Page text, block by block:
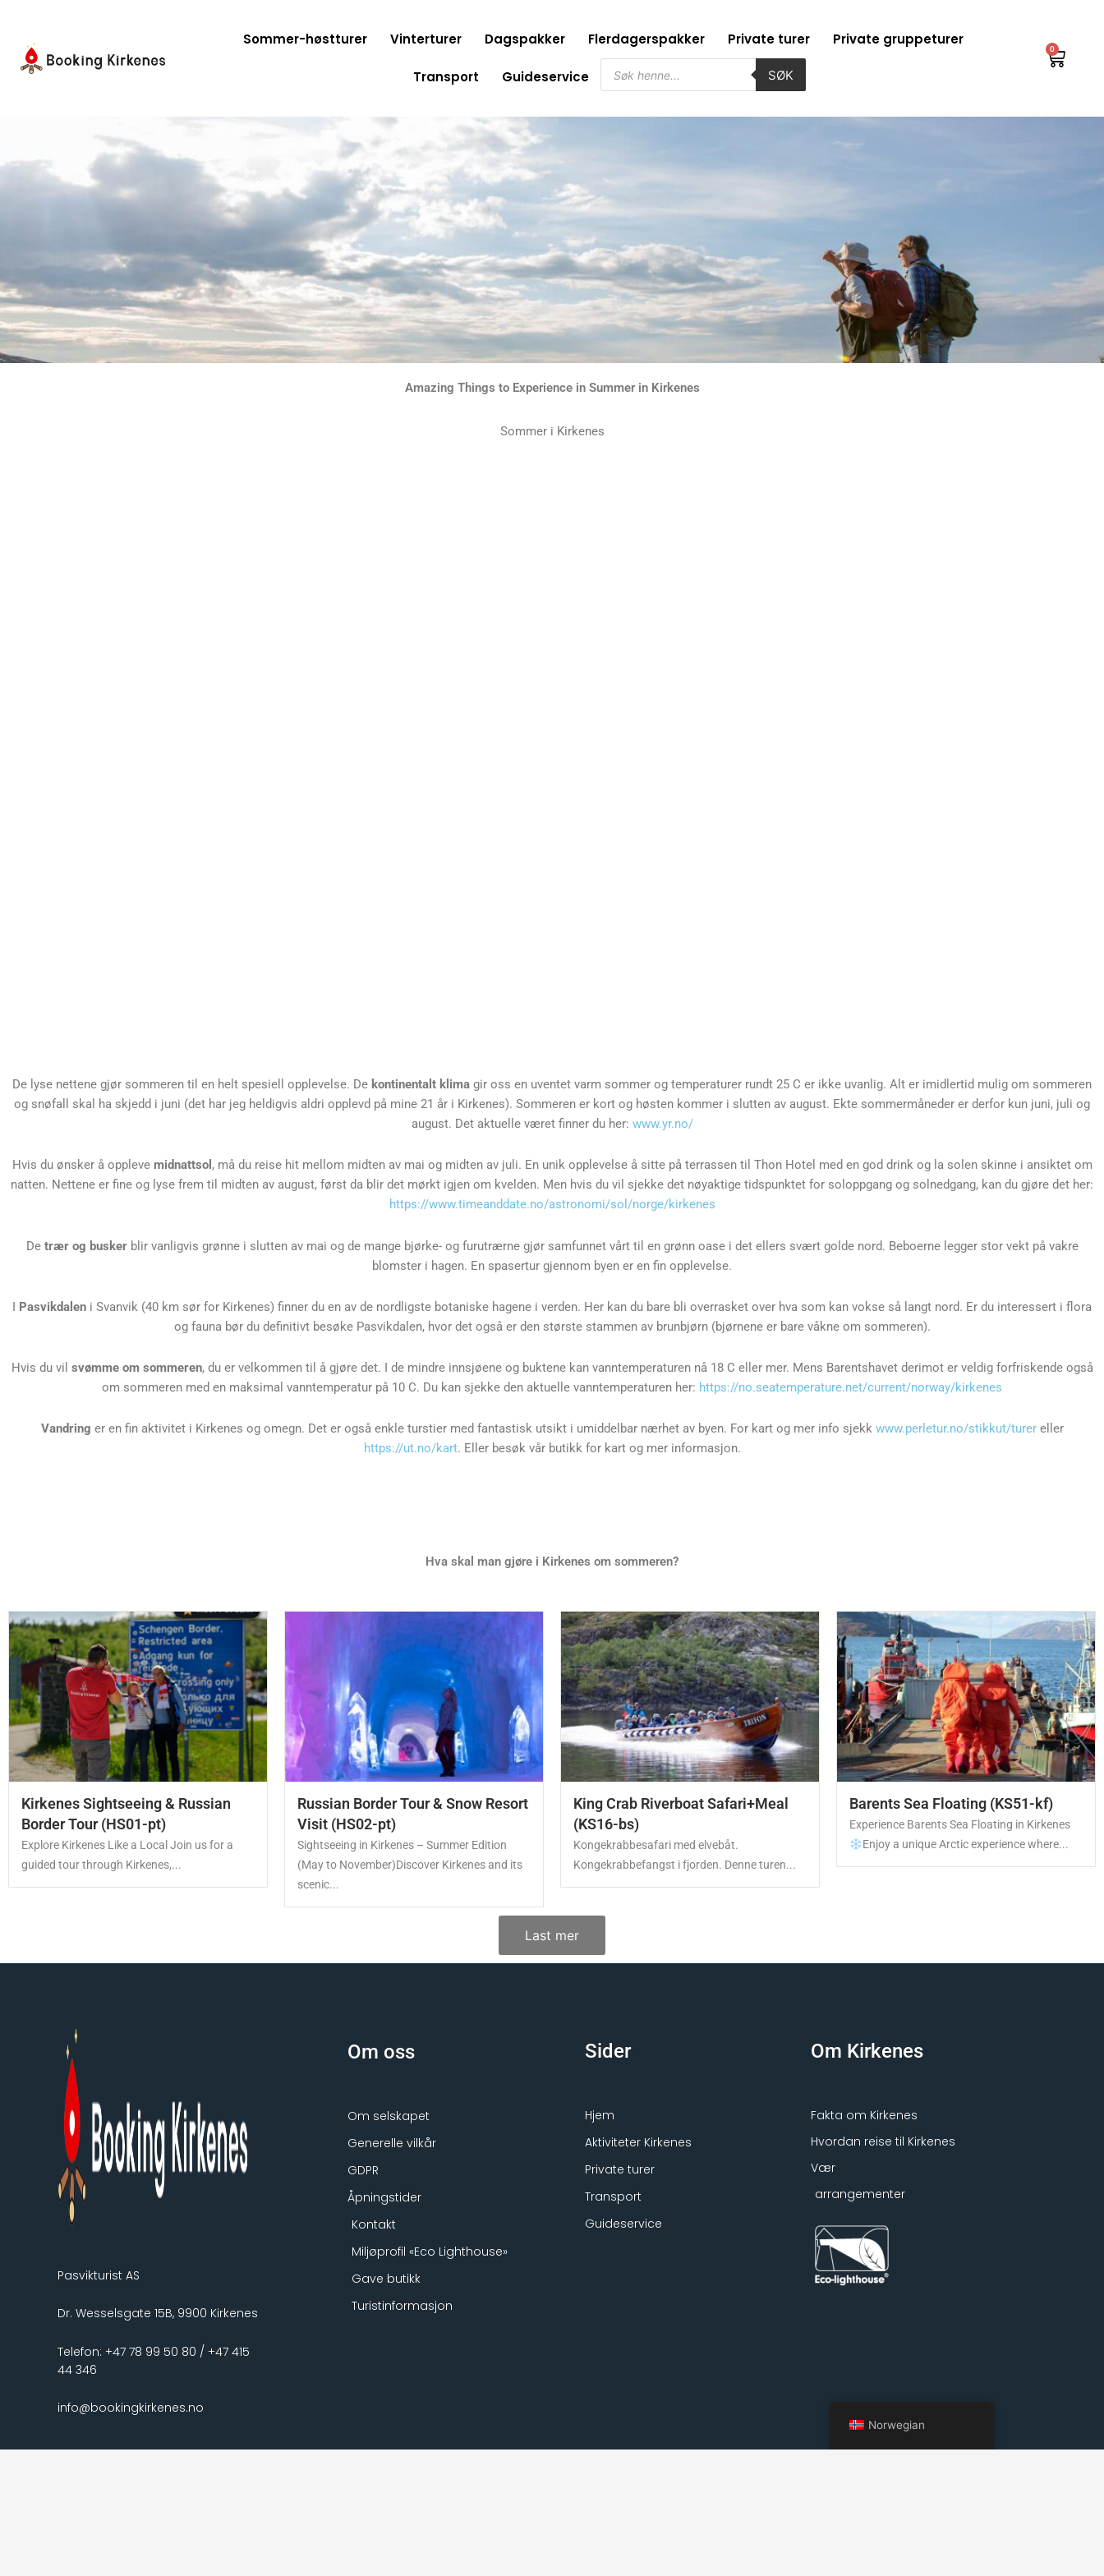
innholdet
Sommer-høstturer Vinterturer Dagspakker Flerdagerspakker Private turer Private gruppeturer
Transport Guideservice
Søk
etter
produkter
SØK
0
Amazing Things to Experience in Summer in Kirkenes
Sommer i Kirkenes
De lyse nettene gjør sommeren til en helt spesiell opplevelse. De kontinentalt klima gir oss en uventet varm sommer og temperaturer rundt 25 C er ikke uvanlig. Alt er imidlertid mulig om sommeren
og snøfall skal ha skjedd i juni (det har jeg heldigvis aldri opplevd på mine 21 år i Kirkenes). Sommeren er kort og høsten kommer i slutten av august. Ekte sommermåneder er derfor kun juni, juli og
august. Det aktuelle været finner du her: www.yr.no/
Hvis du ønsker å oppleve midnattsol , må du reise hit mellom midten av mai og midten av juli. En unik opplevelse å sitte på terrassen til Thon Hotel med en god drink og la solen skinne i ansiktet om
natten. Nettene er fine og lyse frem til midten av august, først da blir det mørkt igjen om kvelden. Men hvis du vil sjekke det nøyaktige tidspunktet for soloppgang og solnedgang, kan du gjøre det her:
https://www.timeanddate.no/astronomi/sol/norge/kirkenes
De trær og buskerblir vanligvis grønne i slutten av mai og de mange bjørke- og furutrærne gjør samfunnet vårt til en grønn oase i det ellers svært golde nord. Beboerne legger stor vekt på vakre
blomster i hagen. En spasertur gjennom byen er en fin opplevelse.
I Pasvikdalen i Svanvik (40 km sør for Kirkenes) finner du en av de nordligste botaniske hagene i verden. Her kan du bare bli overrasket over hva som kan vokse så langt nord. Er du interessert i flora
og fauna bør du definitivt besøke Pasvikdalen, hvor det også er den største stammen av brunbjørn (bjørnene er bare våkne om sommeren).
Hvis du vil svømme om sommeren, du er velkommen til å gjøre det. I de mindre innsjøene og buktene kan vanntemperaturen nå 18 C eller mer. Mens Barentshavet derimot er veldig forfriskende også
om sommeren med en maksimal vanntemperatur på 10 C. Du kan sjekke den aktuelle vanntemperaturen her: https://no.seatemperature.net/current/norway/kirkenes
Vandring er en fin aktivitet i Kirkenes og omegn. Det er også enkle turstier med fantastisk utsikt i umiddelbar nærhet av byen. For kart og mer info sjekk www.perletur.no/stikkut/turereller
https://ut.no/kart. Eller besøk vår butikk for kart og mer informasjon.
Hva skal man gjøre i Kirkenes om sommeren?
Kirkenes Sightseeing & Russian
Border Tour (HS01-pt)
Explore Kirkenes Like a Local Join us for a
guided tour through Kirkenes,...
Russian Border Tour & Snow Resort
Visit (HS02-pt)
Sightseeing in Kirkenes – Summer Edition
(May to November)Discover Kirkenes and its
scenic...
King Crab Riverboat Safari+Meal
(KS16-bs)
Kongekrabbesafari med elvebåt.
Kongekrabbefangst i fjorden. Denne turen...
Barents Sea Floating (KS51-kf)
Experience Barents Sea Floating in Kirkenes
Enjoy a unique Arctic experience where...
Last mer
Pasvikturist AS
Dr. Wesselsgate 15B, 9900 Kirkenes
Telefon: +47 78 99 50 80 / +47 415
44 346
info@bookingkirkenes.no
Om oss
Om selskapet
Generelle vilkår
GDPR
Åpningstider
Kontakt
Miljøprofil «Eco Lighthouse»
Gave butikk
Turistinformasjon
Sider
Hjem
Aktiviteter Kirkenes
Private turer
Transport
Guideservice
Om Kirkenes
Fakta om Kirkenes
Hvordan reise til Kirkenes
Vær
arrangementer
Norwegian